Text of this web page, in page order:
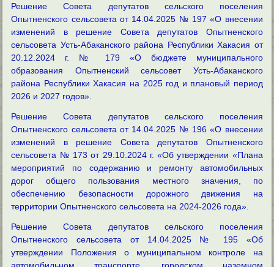
Решение Совета депутатов сельского поселения
Опытненского сельсовета от 14.04.2025 № 197 «О внесении
изменений в решение Совета депутатов Опытненского
сельсовета Усть-Абаканского района Республики Хакасия от
20.12.2024 г. № 179 «О бюджете муниципального
образования Опытненский сельсовет Усть-Абаканского
района Республики Хакасия на 2025 год и плановый период
2026 и 2027 годов».
Решение Совета депутатов сельского поселения
Опытненского сельсовета от 14.04.2025 № 196 «О внесении
изменений в решение Совета депутатов Опытненского
сельсовета № 173 от 29.10.2024 г. «Об утверждении «Плана
мероприятий по содержанию и ремонту автомобильных
дорог общего пользования местного значения, по
обеспечению безопасности дорожного движения на
территории Опытненского сельсовета на 2024-2026 года».
Решение Совета депутатов сельского поселения
Опытненского сельсовета от 14.04.2025 № 195 «Об
утверждении Положения о муниципальном контроле на
автомобильном транспорте, городском наземном